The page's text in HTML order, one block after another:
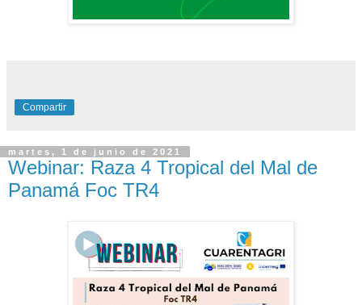
Compartir
martes, 1 de junio de 2021
Webinar: Raza 4 Tropical del Mal de
Panamá Foc TR4